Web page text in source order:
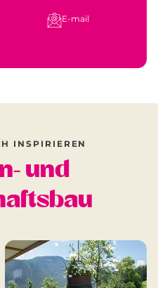
E-mail
INSPIRIEREN
und